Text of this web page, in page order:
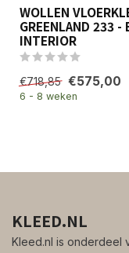
WOLLEN
GREENLAND 233 -
INTERIOR
€718,85 €575,00
6 - 8 weken
KLEED.NL
Kleed.nl is onderdeel